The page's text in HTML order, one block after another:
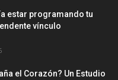
estar programando tu
vínculo
el Corazón? Un Estudio